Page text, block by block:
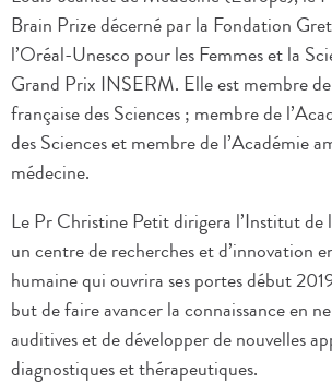
Brain Prize décerné par la Fondation
l’Oréal-Unesco pour les Femmes et la
Grand Prix INSERM. Elle est membre
française des Sciences ; membre de
des Sciences et membre de l’Académie
médecine.
Le Pr Christine Petit dirigera l’Institut de
un centre de recherches et d’innovation
humaine qui ouvrira ses portes début
but de faire avancer la connaissance en
auditives et de développer de nouvelles
diagnostiques et thérapeutiques.